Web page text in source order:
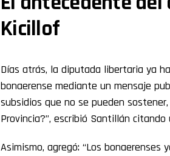
Kicillof
Días atrás, la diputada libertaria ya
bonaerense mediante un mensaje
subsidios que no se pueden
Provincia?”, escribió Santillán
Asimismo, agregó: “Los